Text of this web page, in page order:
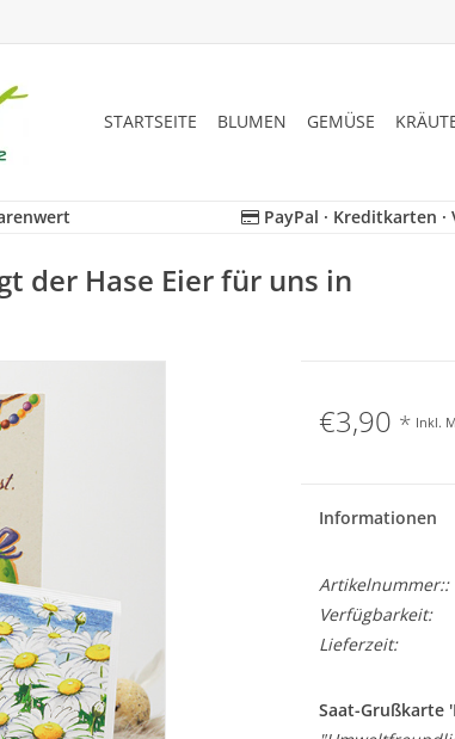
STARTSEITE BLUMEN GEMÜSE
PayPal · Kreditkarten ·
der Hase Eier für uns in
€3,90 * Inkl.
Informationen
Artikelnummer::
Verfügbarkeit:
Lieferzeit:
Saat-Grußkarte